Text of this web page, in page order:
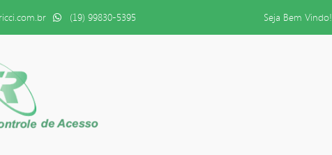
(19) 99830-5395 Seja Bem Vindo!